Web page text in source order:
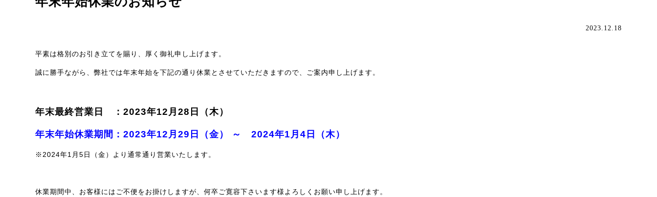
2023.12.18
平素は格別のお引き立てを賜り、厚く御礼申し上げます。
誠に勝手ながら、弊社では年末年始を下記の通り休業とさせていただきますので、ご案内申し上げます。
年末最終営業日 ：2023年12月28 日（木）
年末年始休業期間：2023年12月29日（金） ～ 2024年1月4日（木）
※2024年1月5日（金）より通常通り営業いたします。
休業期間中、お客様にはご不便をお掛けしますが、何卒ご寛容下さいます様よろしくお願い申し上げます。